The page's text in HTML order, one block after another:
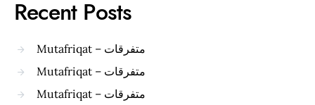
Recent Posts
Mutafriqat – متفرقات
Mutafriqat – متفرقات
Mutafriqat – متفرقات